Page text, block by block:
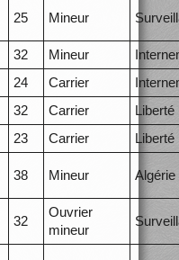
25 Mineur
32 Mineur
24 Carrier
32 Carrier
Liberté
23 Carrier Liberté
38 Mineur Algérie
32
Ouvrier
mineur